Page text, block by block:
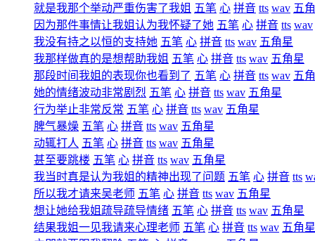
就是我那个举动严重伤害了我姐 五笔 心 拼音 tts wav 五
因为那件事情让我姐认为我怀疑了她 五笔 心 拼音 tts wav
我没有持之以恒的支持她 五笔 心 拼音 tts wav 五角星
我那样做真的是想帮助我姐 五笔 心 拼音 tts wav 五角星
那段时间我姐的表现你也看到了 五笔 心 拼音 tts wav 五
她的情绪波动非常剧烈 五笔 心 拼音 tts wav 五角星
行为举止非常反常 五笔 心 拼音 tts wav 五角星
脾气暴燥 五笔 心 拼音 tts wav 五角星
动辄打人 五笔 心 拼音 tts wav 五角星
甚至要跳楼 五笔 心 拼音 tts wav 五角星
我当时真是认为我姐的精神出现了问题 五笔 心 拼音 tts
所以我才请来吴老师 五笔 心 拼音 tts wav 五角星
想让她给我姐疏导疏导情绪 五笔 心 拼音 tts wav 五角星
结果我姐一见我请来心理老师 五笔 心 拼音 tts wav 五角星